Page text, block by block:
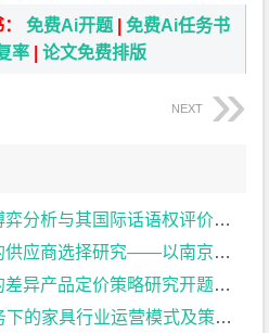
：免费Ai开题 |免费Ai任务书
率 |论文免费排版
NEXT
与其国际话语权评价研究开题报告
——以南京日托光伏科技有限公司为例开题报告
异产品定价策略研究开题报告
具行业运营模式及策略研究开题报告